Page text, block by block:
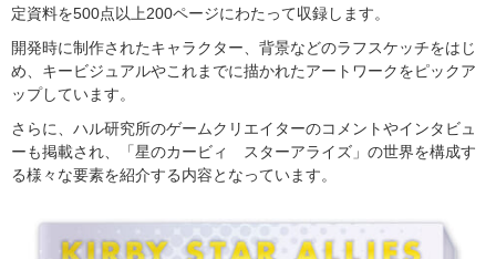
定資料を500点以上200ページにわたって収録します。
開発時に制作されたキャラクター、背景などのラフスケッチをはじ
め、キービジュアルやこれまでに描かれたアートワークをピックア
ップしています。
さらに、ハル研究所のゲームクリエイターのコメントやインタビュ
ーも掲載され、「星のカービィ スターアライズ」の世界を構成す
る様々な要素を紹介する内容となっています。